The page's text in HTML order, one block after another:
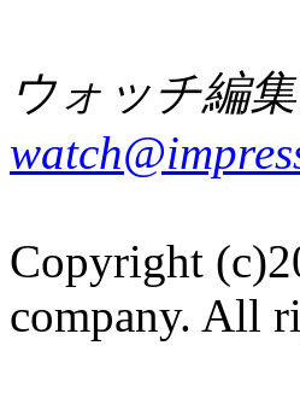
ウォッチ編
Copyright
company. All